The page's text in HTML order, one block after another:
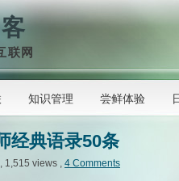
联网
知识管理 尝鲜体验
经典语录50条
, 1,515 views , 4 Comments